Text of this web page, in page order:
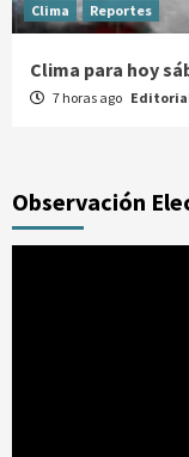
Clima Reportes
Clima para hoy
7 horas ago
Observación